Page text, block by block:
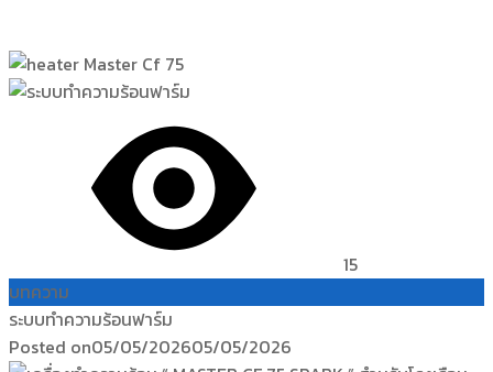
15
บทความ
ระบบทำความร้อนฟาร์ม
Posted on05/05/202605/05/2026